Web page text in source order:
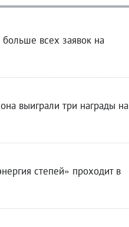
всех заявок на
выиграли три награды на
степей» проходит в